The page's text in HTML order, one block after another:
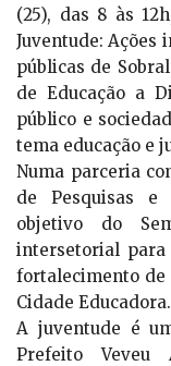
(25), das 8 às
Juventude:
públicas de
de Educação a
público e
tema educação e
Numa parceria
de Pesquisas e
objetivo do
intersetorial para
fortalecimento de
Cidade Educadora.
A juventude é
Prefeito